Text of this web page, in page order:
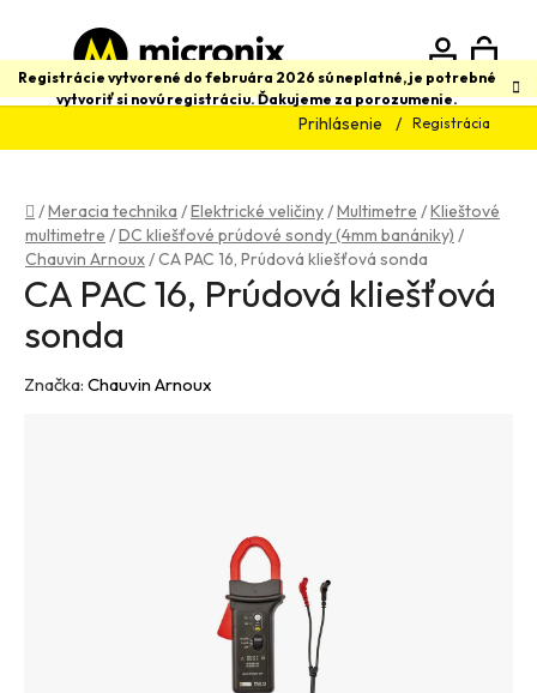
obsah
Registrácie vytvorené do februára 2026 sú neplatné, je potrebné
vytvoriť si novú registráciu. Ďakujeme za porozumenie.
Prihlásenie Registrácia
Hľadať
Domov
/Meracia technika /Elektrické veličiny/Multimetre /Klieštové
multimetre /DC kliešťové prúdové sondy (4mm banániky) /
Chauvin Arnoux/CA PAC 16, Prúdová kliešťová sonda
CA PAC 16, Prúdová kliešťová
sonda
Značka: Chauvin Arnoux